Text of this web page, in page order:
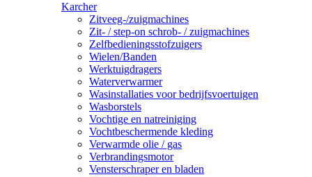
Karcher
Zitveeg-/zuigmachines
Zit- / step-on schrob- / zuigmachines
Zelfbedieningsstofzuigers
Wielen/Banden
Werktuigdragers
Waterverwarmer
Wasinstallaties voor bedrijfsvoertuigen
Wasborstels
Vochtige en natreiniging
Vochtbeschermende kleding
Verwarmde olie / gas
Verbrandingsmotor
Vensterschraper en bladen